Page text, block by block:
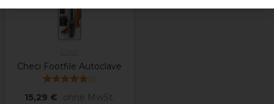
Checi Footfile Autoclave
(1)
15,29 € ohne MwSt.